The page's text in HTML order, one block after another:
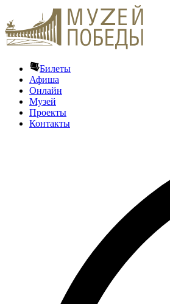
Билеты
Афиша
Онлайн
Музей
Проекты
Контакты